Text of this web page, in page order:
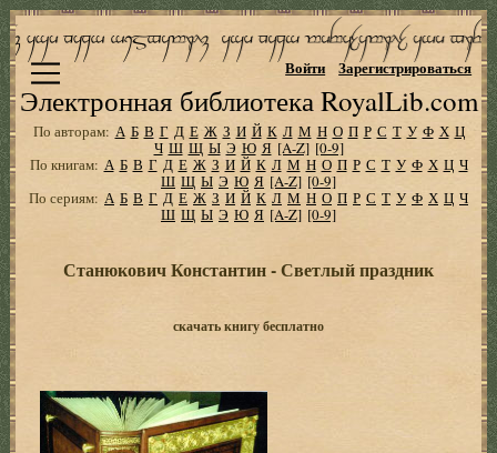
Электронная библиотека RoyalLib.com
Войти Зарегистрироваться
По авторам: А Б В Г Д Е Ж З И Й К Л М Н О П Р С Т У Ф Х Ц
Ч Ш Щ Ы Э Ю Я [A-Z] [0-9]
По книгам: А Б В Г Д Е Ж З И Й К Л М Н О П Р С Т У Ф Х Ц Ч
Ш Щ Ы Э Ю Я [A-Z] [0-9]
По сериям: А Б В Г Д Е Ж З И Й К Л М Н О П Р С Т У Ф Х Ц Ч
Ш Щ Ы Э Ю Я [A-Z] [0-9]
Станюкович Константин - Светлый праздник
скачать книгу бесплатно